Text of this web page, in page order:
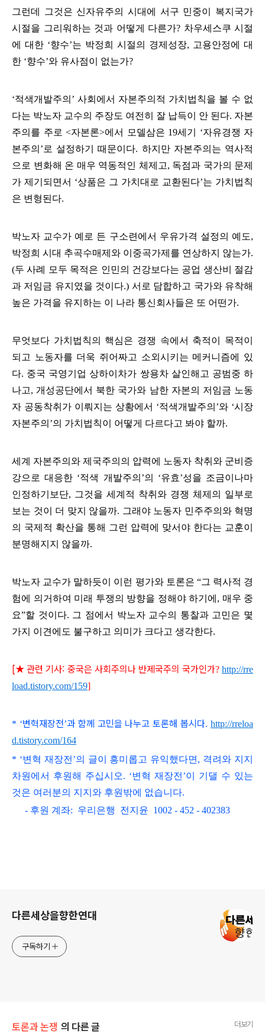
그런데 그것은 신자유주의 시대에 서구 민중이 복지국가
시절을 그리워하는 것과 어떻게 다른가? 차우세스쿠 시절
에 대한 ‘향수’는 박정희 시절의 경제성장, 고용안정에 대
한 ‘향수’와 유사점이 없는가?
‘적색개발주의 ’ 사회에서 자본주의적 가치법칙을 볼 수 없
다는 박노자 교수의 주장도 여전히 잘 납득이 안 된다. 자본
주의를 주로 <자본론>에서 모델삼은 19세기 ‘자유경쟁 자
본주의 ’로 설정하기 때문이다. 하지만 자본주의는 역사적
으로 변화해 온 매우 역동적인 체제고, 독점과 국가의 문제
가 제기되면서 ‘상품은 그 가치대로 교환된다’는 가치법칙
은 변형된다.
박노자 교수가 예로 든 구소련에서 우유가격 설정의 예도,
박정희 시대 추곡수매제와 이중곡가제를 연상하지 않는가.
(두 사례 모두 목적은 인민의 건강보다는 공업 생산비 절감
과 저임금 유지였을 것이다.) 서로 담합하고 국가와 유착해
높은 가격을 유지하는 이 나라 통신회사들은 또 어떤가.
무엇보다 가치법칙의 핵심은 경쟁 속에서 축적이 목적이
되고 노동자를 더욱 쥐어짜고 소외시키는 메커니즘에 있
다. 중국 국영기업 상하이차가 쌍용차 살인해고 공범중 하
나고,개성공단에서 북한 국가와 남한 자본의 저임금 노동
자 공동착취가 이뤄지는 상황에서 ‘적색개발주의 ’와 ‘시장
자본주의 ’의 가치법칙이 어떻게 다르다고 봐야 할까.
세계 자본주의와 제국주의의 압력에 노동자 착취와 군비증
강으로 대응한 ‘적색 개발주의 ’의 ‘유효’성을 조금이나마
인정하기보단, 그것을 세계적 착취와 경쟁 체제의 일부로
보는 것이 더 맞지 않을까. 그래야 노동자 민주주의와 혁명
의 국제적 확산을 통해 그런 압력에 맞서야 한다는 교훈이
분명해지지 않을까.
박노자 교수가 말하듯이 이런 평가와 토론은 “그 력사적 경
험에 의거하여 미래 투쟁의 방향을 정해야 하기에 , 매우 중
요”할 것이다. 그 점에서 박노자 교수의 통찰과 고민은 몇
가지 이견에도 불구하고 의미가 크다고 생각한다.
[★ 관련 기사: 중국은 사회주의나 반제국주의 국가인가?http://rre
load.tistory.com/159]
* ‘변혁재장전’과 함께 고민을 나누고 토론해 봅시다.http://rreloa
d.tistory.com/164
* ‘변혁 재장전’의 글이 흥미롭고 유익했다면, 격려와 지지
차원에서 후원해 주십시오. ‘변혁 재장전’이 기댈 수 있는
것은 여러분의 지지와 후원밖에 없습니다.
- 후원 계좌: 우리은행 전지윤 1002 - 452 - 402383
다른세상을향한연대
구독하기
토론과 논쟁 의 다른 글 더보기